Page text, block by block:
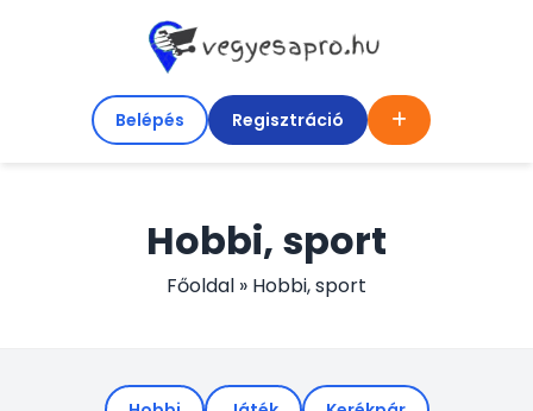
Belépés Regisztráció
Hobbi, sport
Főoldal » Hobbi, sport